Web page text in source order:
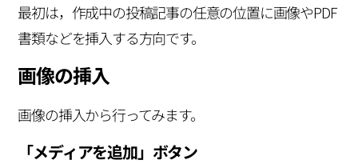
最初は，作成中の投稿記事の任意の位置に画像やPDF
書類などを挿入する方向です。
画像の挿入
画像の挿入から行ってみます。
「メディアを追加」ボタン